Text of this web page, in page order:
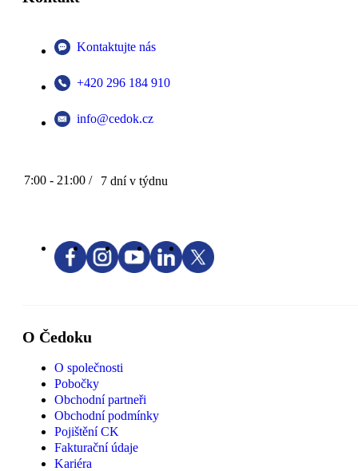
Kontaktujte nás
+420 296 184 910
info@cedok.cz
7:00 - 21:00 / 7 dní v týdnu
O Čedoku
O společnosti
Pobočky
Obchodní partneři
Obchodní podmínky
Pojištění CK
Fakturační údaje
Kariéra